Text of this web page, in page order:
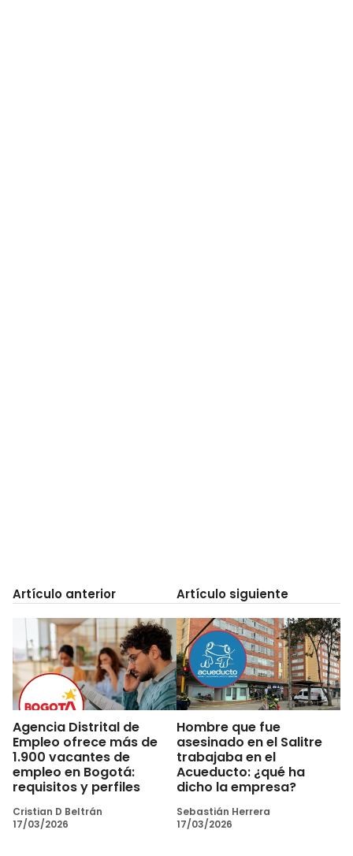
Artículo anterior
Agencia Distrital de
Empleo ofrece más de
1.900 vacantes de
empleo en Bogotá:
requisitos y perfiles
Cristian D Beltrán
17/03/2026
Artículo siguiente
Hombre que fue
asesinado en el Salitre
trabajaba en el
Acueducto: ¿qué ha
dicho la empresa?
Sebastián Herrera
17/03/2026